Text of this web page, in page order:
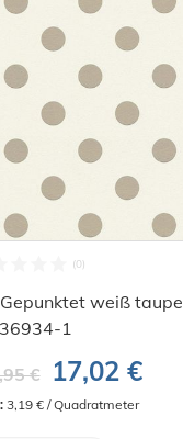
weiß taupe
36934-1
€ 17,02 €
3,19 € / Quadratmeter